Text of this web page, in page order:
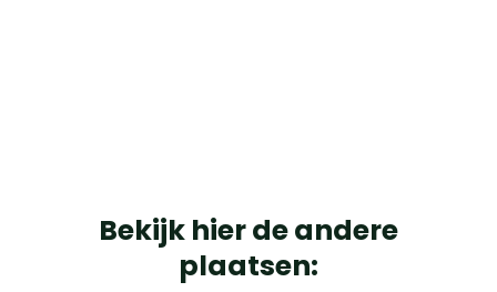
Bekijk hier de andere
plaatsen: